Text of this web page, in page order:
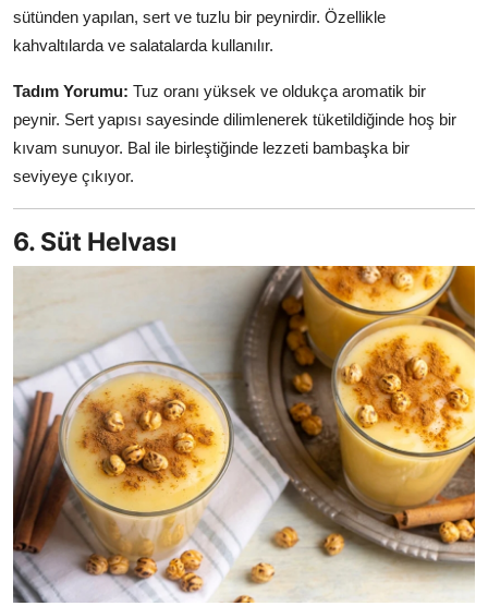
sütünden yapılan, sert ve tuzlu bir peynirdir. Özellikle
kahvaltılarda ve salatalarda kullanılır.
Tadım Yorumu: Tuz oranı yüksek ve oldukça aromatik bir
peynir. Sert yapısı sayesinde dilimlenerek tüketildiğinde hoş bir
kıvam sunuyor. Bal ile birleştiğinde lezzeti bambaşka bir
seviyeye çıkıyor.
6. Süt Helvası